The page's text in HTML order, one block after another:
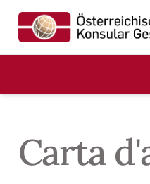
Carta